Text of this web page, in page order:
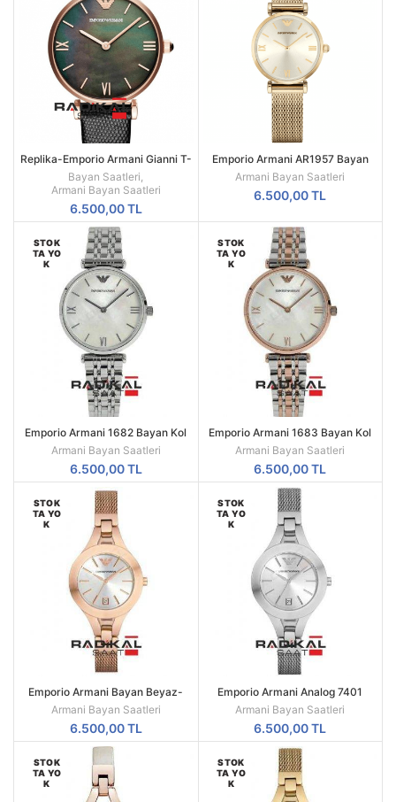
Replika-Emporio Armani Gianni T-
Bar AR11060 Bayan Kol Saati
Bayan Saatleri,
Armani Bayan Saatleri
6.500,00TL
Emporio Armani AR1957 Bayan
Kol Saati
Armani Bayan Saatleri
6.500,00TL
STOK
TA YO
K
Emporio Armani 1682 Bayan Kol
Saati
Armani Bayan Saatleri
6.500,00TL
STOK
TA YO
K
Emporio Armani 1683 Bayan Kol
Saati
Armani Bayan Saatleri
6.500,00TL
STOK
TA YO
K
Emporio Armani Bayan Beyaz-
Sedef Tonlu Kadran
Armani Bayan Saatleri
6.500,00TL
STOK
TA YO
K
Emporio Armani Analog 7401
Bayan Kol Saati
Armani Bayan Saatleri
6.500,00TL
STOK
TA YO
K
STOK
TA YO
K